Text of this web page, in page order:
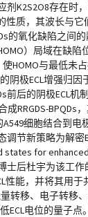
K2S2O8存在时
性质，其波长
的氧化缺陷之间
）局域在缺
HOMO与最低
阴极ECL增强归
前后的阴极ECL
RRGDS-BPQDs
细胞结合到
调节新策略为解
for
士后杜宇为该
能，并将其用
转移、电子转
ECL电位的量子